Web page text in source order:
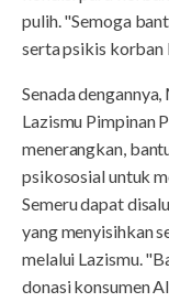
pulih. "Semoga
serta psikis korban
Senada
Lazismu Pimpinan
menerangkan,
psikososial untuk
Semeru dapat
yang menyisihkan
melalui Lazismu.
donasi konsumen